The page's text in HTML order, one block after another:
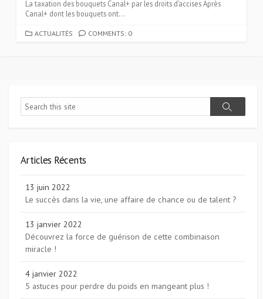
La taxation des bouquets Canal+ par les droits d’accises Après
Canal+ dont les bouquets ont...
CATEGORIES
ACTUALITÉS COMMENTS: 0
Search
Search
Articles Récents
13 juin 2022
Le succès dans la vie, une affaire de chance ou de talent ?
13 janvier 2022
Découvrez la force de guérison de cette combinaison
miracle !
4 janvier 2022
5 astuces pour perdre du poids en mangeant plus !